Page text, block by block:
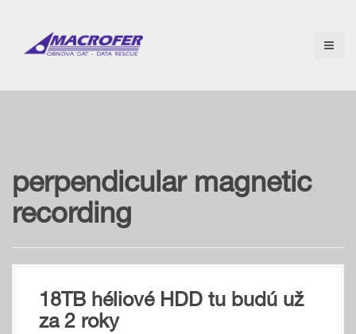
o
perpendicular magnetic
recording
18TB héliové HDD tu budú už
za 2 roky